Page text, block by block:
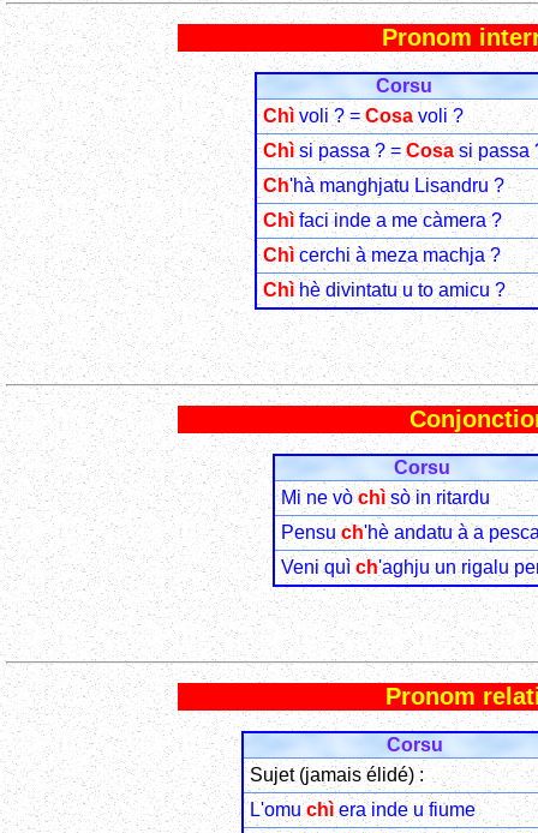
Pronom
Corsu
Chìvoli ? =Cosavoli ?
Chìsi passa ? = Cosasi passa
Ch'hà manghjatu Lisandru ?
Chìfaci inde a me càmera ?
Chìcerchi à meza machja ?
Chìhè divintatu u to amicu ?
Corsu
Mi ne vòchì sò in ritardu
Pensuch'hè andatu à a
Veni quì ch'aghju un rigalu
Pronom
Corsu
Sujet (jamais élidé) :
L'omuchìera inde u fiume